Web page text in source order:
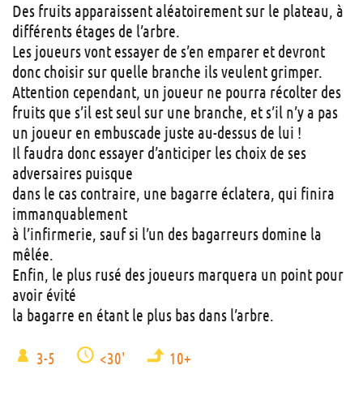
Des fruits apparaissent aléatoirement sur le plateau, à
différents étages de l’arbre.
Les joueurs vont essayer de s’en emparer et devront
donc choisir sur quelle branche ils veulent grimper.
Attention cependant, un joueur ne pourra récolter des
fruits que s’il est seul sur une branche, et s’il n’y a pas
un joueur en embuscade juste au-dessus de lui !
Il faudra donc essayer d’anticiper les choix de ses
adversaires puisque
dans le cas contraire, une bagarre éclatera, qui finira
immanquablement
à l’infirmerie, sauf si l’un des bagarreurs domine la
mêlée.
Enfin, le plus rusé des joueurs marquera un point pour
avoir évité
la bagarre en étant le plus bas dans l’arbre.
3-5 <30' 10+